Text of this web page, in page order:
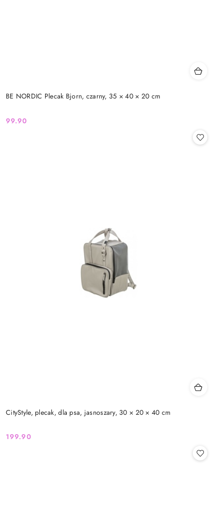
BE NORDIC Plecak Bjorn, czarny, 35 × 40 × 20 cm
Cena:
99.90
CityStyle, plecak, dla psa, jasnoszary, 30 × 20 × 40 cm
Cena:
199.90